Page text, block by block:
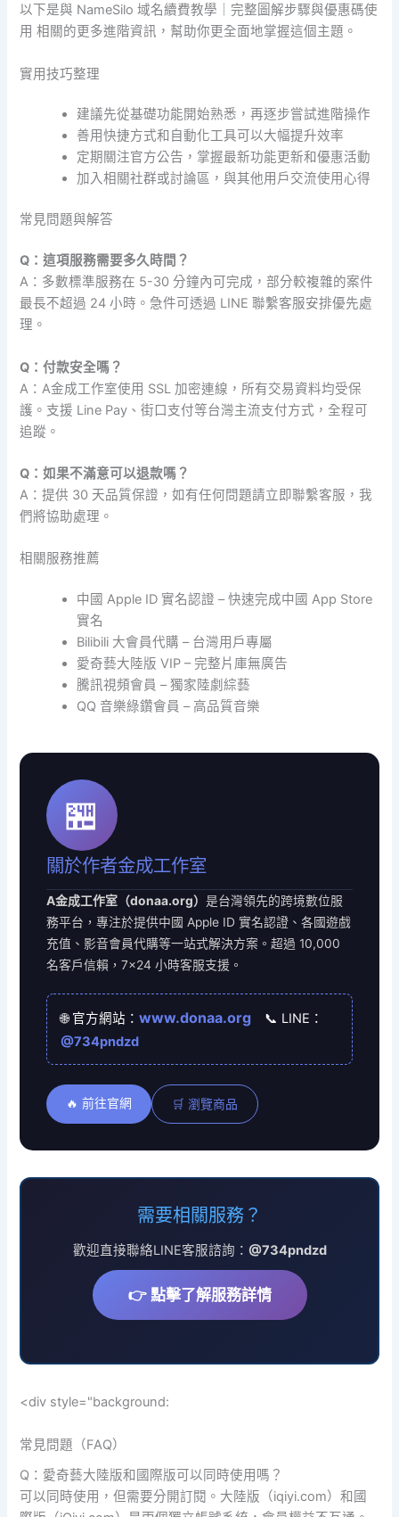
以下是與 NameSilo 域名續費教學｜完整圖解步驟與優惠碼使
用 相關的更多進階資訊，幫助你更全面地掌握這個主題。
實用技巧整理
建議先從基礎功能開始熟悉，再逐步嘗試進階操作
善用快捷方式和自動化工具可以大幅提升效率
定期關注官方公告，掌握最新功能更新和優惠活動
加入相關社群或討論區，與其他用戶交流使用心得
常見問題與解答
Q：這項服務需要多久時間？
A：多數標準服務在 5-30 分鐘內可完成，部分較複雜的案件
最長不超過 24 小時。急件可透過 LINE 聯繫客服安排優先處
理。
Q：付款安全嗎？
A：A金成工作室使用 SSL 加密連線，所有交易資料均受保
護。支援 Line Pay、街口支付等台灣主流支付方式，全程可
追蹤。
Q：如果不滿意可以退款嗎？
A：提供 30 天品質保證，如有任何問題請立即聯繫客服，我
們將協助處理。
相關服務推薦
中國 Apple ID 實名認證 – 快速完成中國 App Store
實名
Bilibili 大會員代購 – 台灣用戶專屬
愛奇藝大陸版 VIP – 完整片庫無廣告
騰訊視頻會員 – 獨家陸劇綜藝
QQ 音樂綠鑽會員 – 高品質音樂
🏪
關於作者金成工作室
A金成工作室（donaa.org）是台灣領先的跨境數位服
務平台，專注於提供中國 Apple ID 實名認證、各國遊戲
充值、影音會員代購等一站式解決方案。超過 10,000
名客戶信賴，7×24 小時客服支援。
🌐 官方網站：www.donaa.org
📞 LINE：
@734pndzd
🔥 前往官網 🛒 瀏覽商品
需要相關服務？
歡迎直接聯絡LINE客服諮詢： @734pndzd
👉 點擊了解服務詳情
<div style="background:
常見問題（FAQ）
Q：愛奇藝大陸版和國際版可以同時使用嗎？
可以同時使用，但需要分開訂閱。大陸版（iqiyi.com）和國